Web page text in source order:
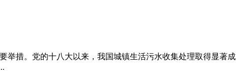
举措。党的十八大以来，我国城镇生活污水收集处理取得显著成